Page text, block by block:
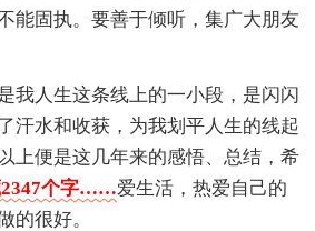
能固执。要善于倾听，集广大朋友
我人生这条线上的一小段，是闪闪
汗水和收获，为我划平人生的线起
上便是这几年来的感悟、总结，希
个字……爱生活，热爱自己的
的很好。